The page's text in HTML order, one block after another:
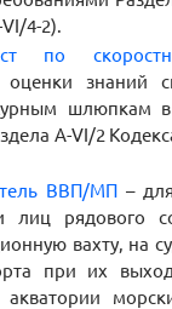
4-2).
по
знаний
шлюпкам в
A-VI/2
ВВП/МП–
лиц рядового
вахту, на
при их